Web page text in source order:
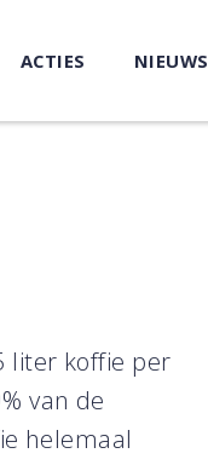
ACTIES NIEUWS
liter koffie per
van de
helemaal